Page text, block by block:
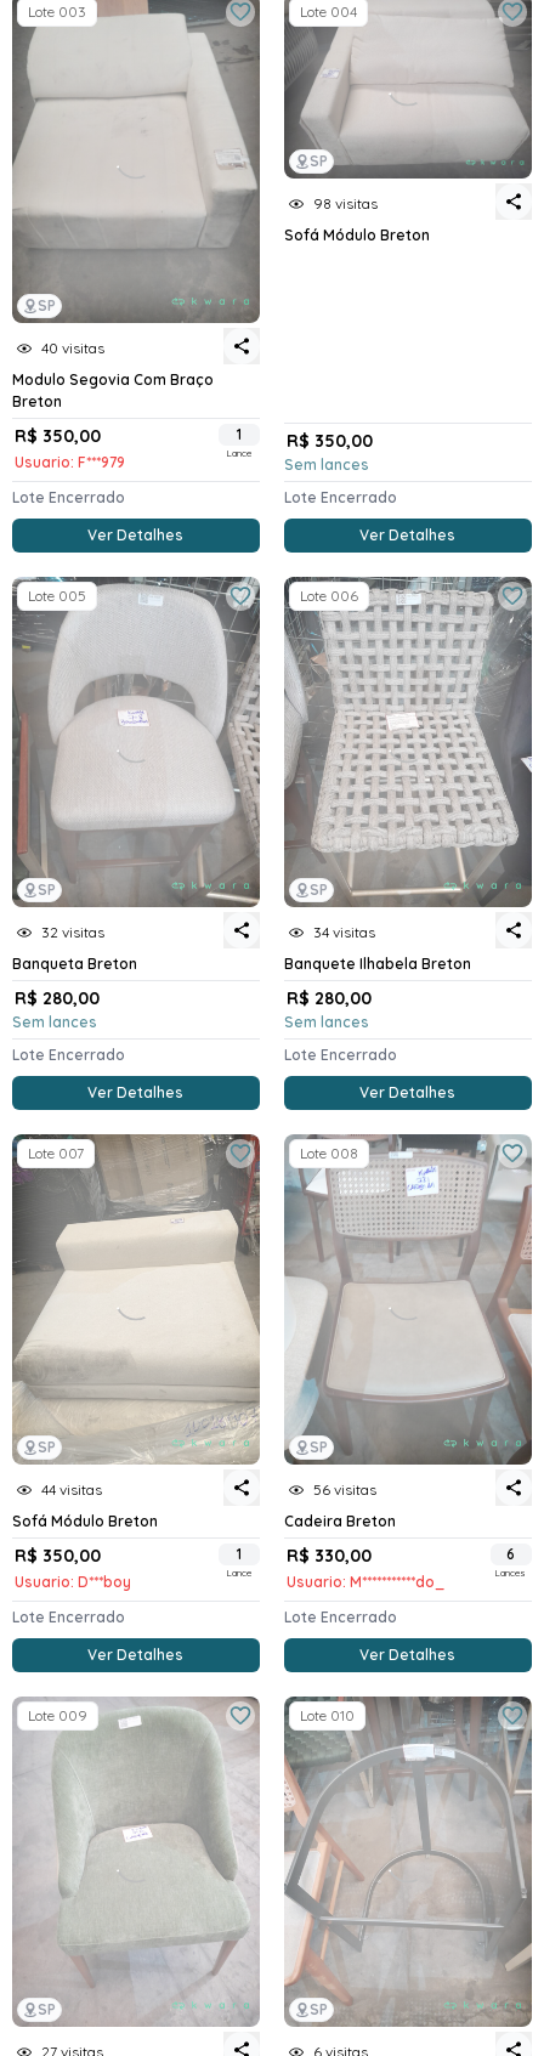
SP
Lote 003
40 visitas
Modulo Segovia Com Braço
Breton
R$ 350,00
Usuario: F***979
1
Lance
Lote Encerrado
Ver Detalhes
SP
Lote 004
98 visitas
Sofá Módulo Breton
R$ 350,00
Sem lances
Lote Encerrado
Ver Detalhes
SP
Lote 005
32 visitas
Banqueta Breton
R$ 280,00
Sem lances
Lote Encerrado
Ver Detalhes
SP
Lote 006
34 visitas
Banquete Ilhabela Breton
R$ 280,00
Sem lances
Lote Encerrado
Ver Detalhes
SP
Lote 007
44 visitas
Sofá Módulo Breton
R$ 350,00
Usuario: D***boy
1
Lance
Lote Encerrado
Ver Detalhes
SP
Lote 008
56 visitas
Cadeira Breton
R$ 330,00
Usuario: M***********do_
6
Lances
Lote Encerrado
Ver Detalhes
SP
Lote 009
27 visitas
SP
Lote 010
6 visitas